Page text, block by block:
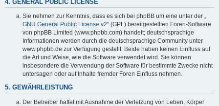
4. GENERAL PUBLIC LICENSE
Sie nehmen zur Kenntnis, dass es sich bei phpBB um eine unter der „
GNU General Public License v2“ (GPL) bereitgestellten Foren-Software
von phpBB Limited (www.phpbb.com) handelt; deutschsprachige
Informationen werden durch die deutschsprachige Community unter
www.phpbb.de zur Verfügung gestellt. Beide haben keinen Einfluss auf
die Art und Weise, wie die Software verwendet wird. Sie können
insbesondere die Verwendung der Software für bestimmte Zwecke nicht
untersagen oder auf Inhalte fremder Foren Einfluss nehmen.
5. GEWÄHRLEISTUNG
Der Betreiber haftet mit Ausnahme der Verletzung von Leben, Körper